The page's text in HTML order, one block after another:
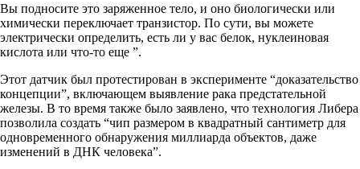
Вы подносите это заряженное тело, и оно биологически или
химически переключает транзистор. По сути, вы можете
электрически определить, есть ли у вас белок, нуклеиновая
кислота или что-то еще ”.
Этот датчик был протестирован в эксперименте “доказательство
концепции”, включающем выявление рака предстательной
железы. В то время также было заявлено, что технология Либера
позволила создать “чип размером в квадратный сантиметр для
одновременного обнаружения миллиарда объектов, даже
изменений в ДНК человека”.